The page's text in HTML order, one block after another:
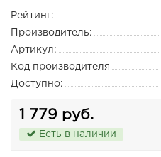
Рейтинг:
Производитель:
Артикул:
Код производителя
Доступно:
1 779 руб.
Есть в наличии